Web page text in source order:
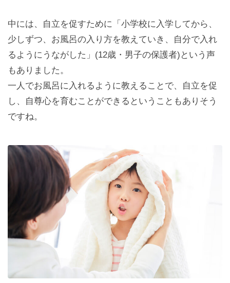
中には、自立を促すために「小学校に入学してから、
少しずつ、お風呂の入り方を教えていき、自分で入れ
るようにうながした」(12歳・男子の保護者)という声
もありました。
一人でお風呂に入れるように教えることで、自立を促
し、自尊心を育むことができるということもありそう
ですね。